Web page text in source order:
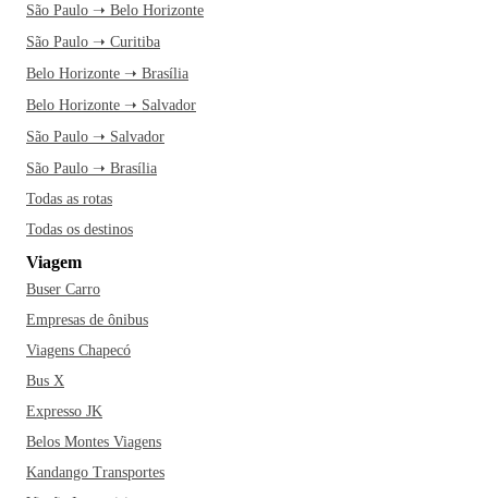
São Paulo ➝ Belo Horizonte
São Paulo ➝ Curitiba
Belo Horizonte ➝ Brasília
Belo Horizonte ➝ Salvador
São Paulo ➝ Salvador
São Paulo ➝ Brasília
Todas as rotas
Todas os destinos
Viagem
Buser Carro
Empresas de ônibus
Viagens Chapecó
Bus X
Expresso JK
Belos Montes Viagens
Kandango Transportes